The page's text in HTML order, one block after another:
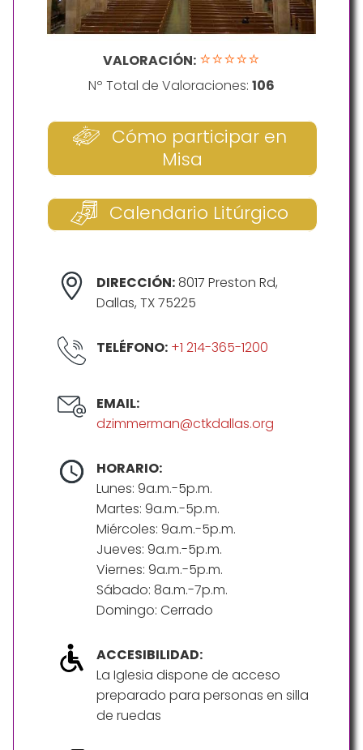
VALORACIÓN: ⭐⭐⭐⭐⭐
Nº Total de Valoraciones: 106
Cómo participar en
Misa
Calendario Litúrgico
DIRECCIÓN:8017 Preston Rd,
Dallas, TX 75225
TELÉFONO: +1 214-365-1200
EMAIL:
dzimmerman@ctkdallas.org
HORARIO:
Lunes: 9a.m.-5p.m.
Martes: 9a.m.-5p.m.
Miércoles: 9a.m.-5p.m.
Jueves: 9a.m.-5p.m.
Viernes: 9a.m.-5p.m.
Sábado: 8a.m.-7p.m.
Domingo: Cerrado
ACCESIBILIDAD:
La Iglesia dispone de acceso
preparado para personas en silla
de ruedas